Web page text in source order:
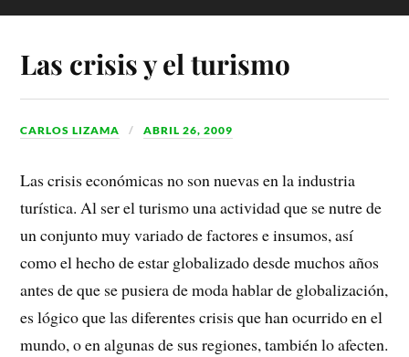
Las crisis y el turismo
CARLOS LIZAMA ABRIL 26, 2009
Las crisis económicas no son nuevas en la industria
turística. Al ser el turismo una actividad que se nutre de
un conjunto muy variado de factores e insumos, así
como el hecho de estar globalizado desde muchos años
antes de que se pusiera de moda hablar de globalización,
es lógico que las diferentes crisis que han ocurrido en el
mundo, o en algunas de sus regiones, también lo afecten.